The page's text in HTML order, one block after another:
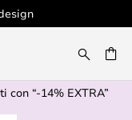
“-14% EXTRA”